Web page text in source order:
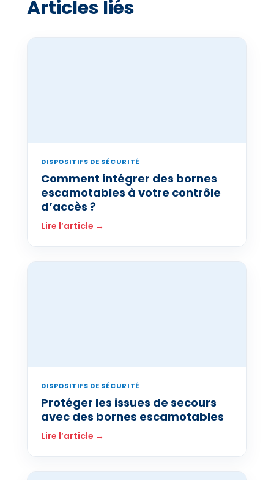
Articles liés
DISPOSITIFS DE SÉCURITÉ
Comment intégrer des bornes
escamotables à votre contrôle
d’accès ?
Lire l’article →
DISPOSITIFS DE SÉCURITÉ
Protéger les issues de secours
avec des bornes escamotables
Lire l’article →